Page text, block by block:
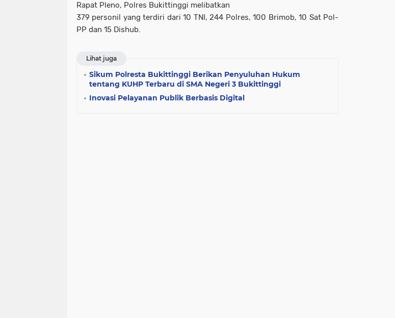
Rapat Pleno, Polres Bukittinggi melibatkan
379 personil yang terdiri dari 10 TNI, 244 Polres, 100 Brimob, 10 Sat Pol-
PP dan 15 Dishub.
Lihat juga
Sikum Polresta Bukittinggi Berikan Penyuluhan Hukum
tentang KUHP Terbaru di SMA Negeri 3 Bukittinggi
Inovasi Pelayanan Publik Berbasis Digital